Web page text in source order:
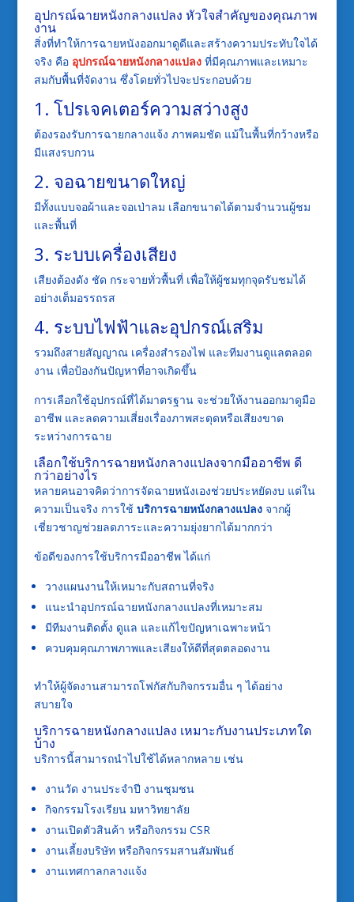
อุปกรณ์ฉายหนังกลางแปลง หัวใจสำคัญของคุณภาพ
งาน
สิ่งที่ทำให้การฉายหนังออกมาดูดีและสร้างความประทับใจได้
จริง คือ อุปกรณ์ฉายหนังกลางแปลงที่มีคุณภาพและเหมาะ
สมกับพื้นที่จัดงาน ซึ่งโดยทั่วไปจะประกอบด้วย
1. โปรเจคเตอร์ความสว่างสูง
ต้องรองรับการฉายกลางแจ้ง ภาพคมชัด แม้ในพื้นที่กว้างหรือ
มีแสงรบกวน
2. จอฉายขนาดใหญ่
มีทั้งแบบจอผ้าและจอเป่าลม เลือกขนาดได้ตามจำนวนผู้ชม
และพื้นที่
3. ระบบเครื่องเสียง
เสียงต้องดัง ชัด กระจายทั่วพื้นที่ เพื่อให้ผู้ชมทุกจุดรับชมได้
อย่างเต็มอรรถรส
4. ระบบไฟฟ้าและอุปกรณ์เสริม
รวมถึงสายสัญญาณ เครื่องสำรองไฟ และทีมงานดูแลตลอด
งาน เพื่อป้องกันปัญหาที่อาจเกิดขึ้น
การเลือกใช้อุปกรณ์ที่ได้มาตรฐาน จะช่วยให้งานออกมาดูมือ
อาชีพ และลดความเสี่ยงเรื่องภาพสะดุดหรือเสียงขาด
ระหว่างการฉาย
เลือกใช้บริการฉายหนังกลางแปลงจากมืออาชีพ ดี
กว่าอย่างไร
หลายคนอาจคิดว่าการจัดฉายหนังเองช่วยประหยัดงบ แต่ใน
ความเป็นจริง การใช้ บริการฉายหนังกลางแปลงจากผู้
เชี่ยวชาญช่วยลดภาระและความยุ่งยากได้มากกว่า
ข้อดีของการใช้บริการมืออาชีพ ได้แก่
วางแผนงานให้เหมาะกับสถานที่จริง
แนะนำอุปกรณ์ฉายหนังกลางแปลงที่เหมาะสม
มีทีมงานติดตั้ง ดูแล และแก้ไขปัญหาเฉพาะหน้า
ควบคุมคุณภาพภาพและเสียงให้ดีที่สุดตลอดงาน
ทำให้ผู้จัดงานสามารถโฟกัสกับกิจกรรมอื่น ๆ ได้อย่าง
สบายใจ
บริการฉายหนังกลางแปลง เหมาะกับงานประเภทใด
บ้าง
บริการนี้สามารถนำไปใช้ได้หลากหลาย เช่น
งานวัด งานประจำปี งานชุมชน
กิจกรรมโรงเรียน มหาวิทยาลัย
งานเปิดตัวสินค้า หรือกิจกรรม CSR
งานเลี้ยงบริษัท หรือกิจกรรมสานสัมพันธ์
งานเทศกาลกลางแจ้ง